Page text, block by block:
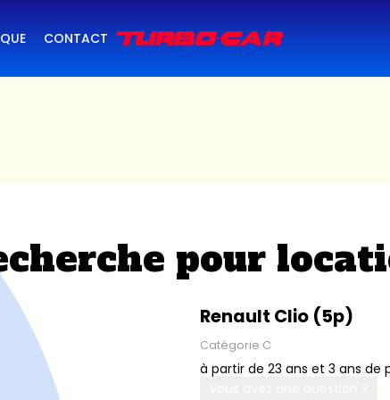
CONTACT
pour
Renault Clio (5p)
Catégorie C
à partir de 23 ans et 3 ans de